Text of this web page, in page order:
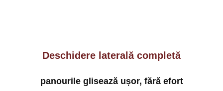
Deschidere laterală completă
panourile glisează ușor, fără efort